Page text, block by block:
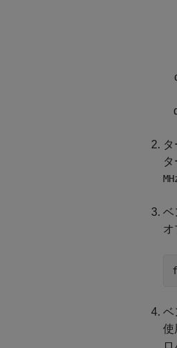
ベ
オ
ベ
使